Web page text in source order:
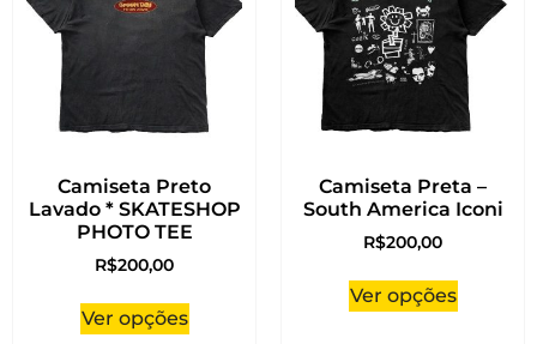
Camiseta Preto
Lavado * SKATESHOP
PHOTO TEE
R$200,00
Ver opções
Camiseta Preta –
South America Iconi
R$200,00
Ver opções